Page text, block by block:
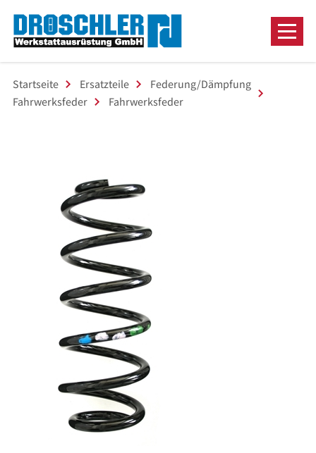
Startseite Ersatzteile
Federung/Dämpfung
Fahrwerksfeder
Fahrwerksfeder